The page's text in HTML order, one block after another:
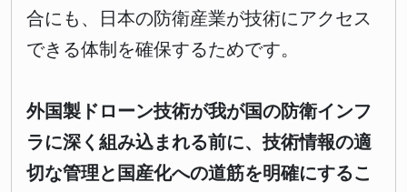
合にも、日本の防衛産業が技術にアクセス
できる体制を確保するためです。
外国製ドローン技術が我が国の防衛インフ
ラに深く組み込まれる前に、技術情報の適
切な管理と国産化への道筋を明確にするこ